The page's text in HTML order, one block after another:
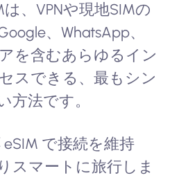
、VPNや現地SIMの
、WhatsApp、
を含むあらゆるイン
スできる、最もシン
方法です。
で接続を維持
スマートに旅行しま